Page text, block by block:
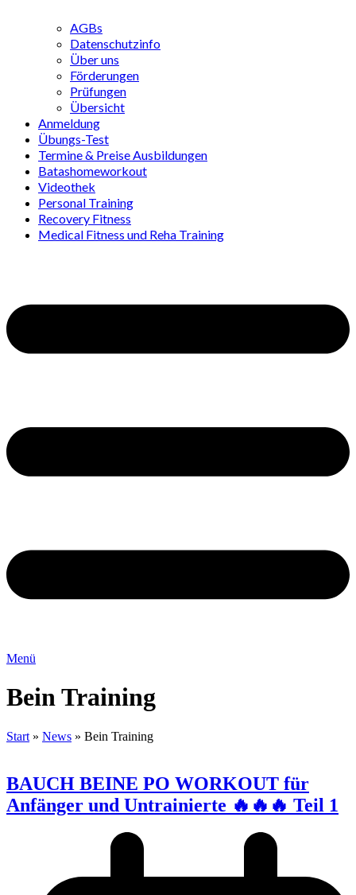
AGBs
Datenschutzinfo
Über uns
Förderungen
Prüfungen
Übersicht
Anmeldung
Übungs-Test
Termine & Preise Ausbildungen
Batashomeworkout
Videothek
Personal Training
Recovery Fitness
Medical Fitness und Reha Training
Menü
Bein Training
Start » News » Bein Training
BAUCH BEINE PO WORKOUT für
Anfänger und Untrainierte 🔥🔥🔥 Teil 1